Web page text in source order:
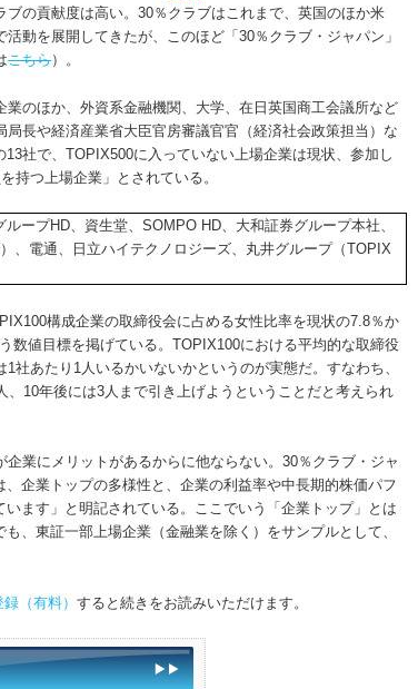
の貢献度は高い。30％クラブはこれまで、英国のほか米
動を展開してきたが、このほど「30％クラブ・ジャパン」
こちら）。
のほか、外資系金融機関、大学、在日英国商工会議所など
長や経済産業省大臣官房審議官官（経済社会政策担当）な
社で、TOPIX500に入っていない上場企業は現状、参加し
持つ上場企業」とされている。
ープHD、資生堂、SOMPO HD、大和証券グループ本社、
、電通、日立ハイテクノロジーズ、丸井グループ（TOPIX
構成企業の取締役会に占める女性比率を現状の7.8％か
数値目標を掲げている。TOPIX100における平均的な取締役
社あたり1人いるかいないかというのが実態だ。すなわち、
10年後には3人まで引き上げようということだと考えられ
業にメリットがあるからに他ならない。30％クラブ・ジャ
企業トップの多様性と、企業の利益率や中長期的株価パフ
ます」と明記されている。ここでいう「企業トップ」とは
、東証一部上場企業（金融業を除く）をサンプルとして、
録（有料）すると続きをお読みいただけます。